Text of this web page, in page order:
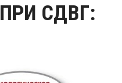
СДВГ: